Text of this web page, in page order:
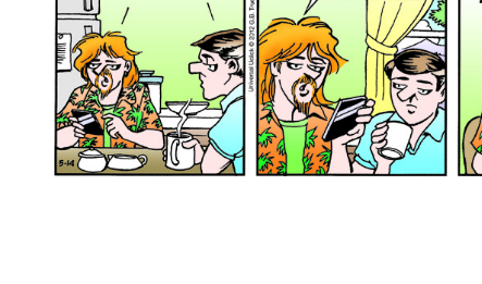
Altrecose
Mondiali calcio 2026